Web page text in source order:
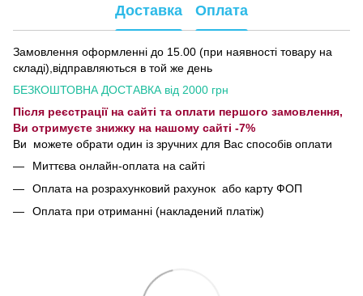
Доставка Оплата
Замовлення оформленні до 15.00 (при наявності товару на
складі),відправляються в той же день
БЕЗКОШТОВНА ДОСТАВКА від 2000 грн
Після реєстрації на сайті та оплати першого замовлення,
Ви отримуєте знижку на нашому сайті -7%
Ви можете обрати один із зручних для Вас способів оплати
Миттєва онлайн-оплата на сайті
Оплата на розрахунковий рахунок або карту ФОП
Оплата при отриманні (накладений платіж)